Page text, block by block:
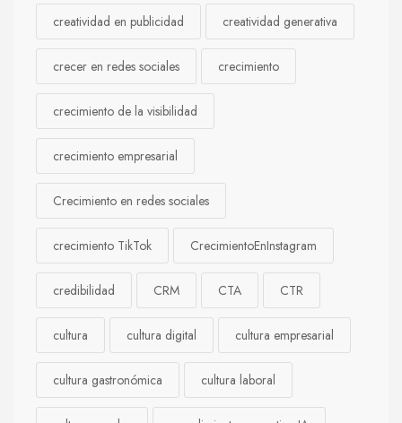
creatividad en publicidad creatividad generativa
crecer en redes sociales crecimiento
crecimiento de la visibilidad
crecimiento empresarial
Crecimiento en redes sociales
crecimiento TikTok CrecimientoEnInstagram
credibilidad CRM CTA CTR
cultura cultura digital cultura empresarial
cultura gastronómica cultura laboral